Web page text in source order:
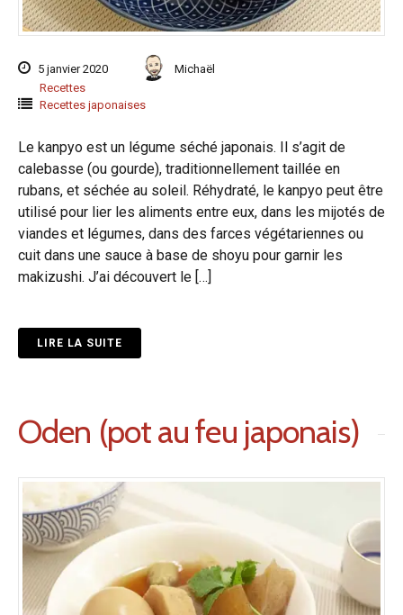
5 janvier 2020
Michaël
Recettes
Recettes japonaises
Le kanpyo est un légume séché japonais. Il s’agit de
calebasse (ou gourde), traditionnellement taillée en
rubans, et séchée au soleil. Réhydraté, le kanpyo peut être
utilisé pour lier les aliments entre eux, dans les mijotés de
viandes et légumes, dans des farces végétariennes ou
cuit dans une sauce à base de shoyu pour garnir les
makizushi. J’ai découvert le […]
LIRE LA SUITE
Oden (pot au feu japonais)